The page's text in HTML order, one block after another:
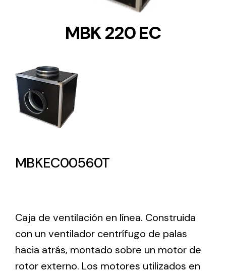
MBK 220 EC
MBKEC00560T
Caja de ventilación en línea. Construida
con un ventilador centrífugo de palas
hacia atrás, montado sobre un motor de
rotor externo. Los motores utilizados en